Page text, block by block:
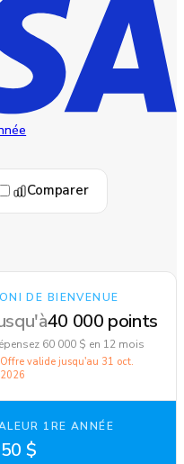
Comparer
DE BIENVENUE
40 000 points
60 000 $ en 12 mois
Offre valide jusqu'au 31 oct.
2026
1RE ANNÉE
$